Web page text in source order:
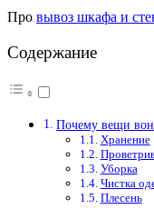
Про вывоз шкафа и
Содержание
Почему вещи
Хранение
Уборка
Чистка
Плесень